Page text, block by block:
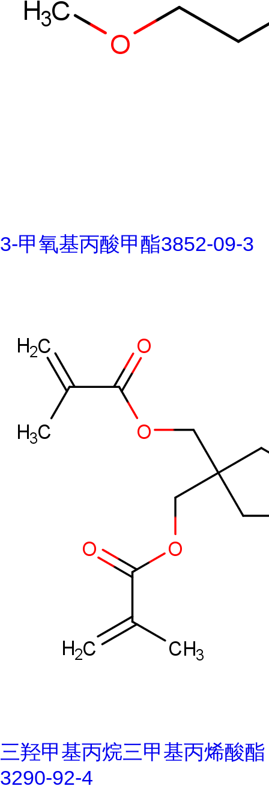
3-甲氧基丙酸甲酯3852-09-3
三羟甲基丙烷三甲基丙烯酸酯
3290-92-4